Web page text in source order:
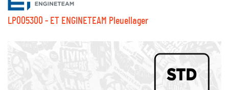
LP005300 - ET ENGINETEAM Pleuellager